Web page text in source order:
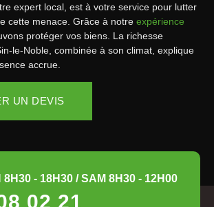
expert local, est à votre service pour lutter
cette menace. Grâce à notre expérience
protéger vos biens. La richesse
le-Noble, combinée à son climat, explique
accrue.
UN DEVIS
8H30 - 18H30 / SAM 8H30 - 12H00
02 21